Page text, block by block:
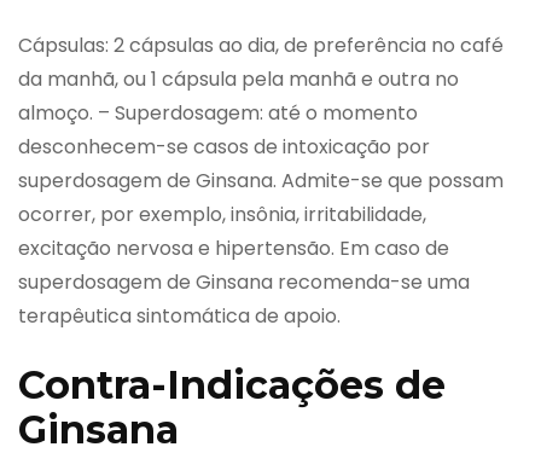
Cápsulas: 2 cápsulas ao dia, de preferência no café
da manhã, ou 1 cápsula pela manhã e outra no
almoço. – Superdosagem: até o momento
desconhecem-se casos de intoxicação por
superdosagem de Ginsana. Admite-se que possam
ocorrer, por exemplo, insônia, irritabilidade,
excitação nervosa e hipertensão. Em caso de
superdosagem de Ginsana recomenda-se uma
terapêutica sintomática de apoio.
Contra-Indicações de
Ginsana